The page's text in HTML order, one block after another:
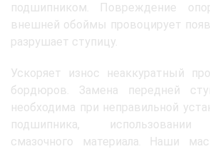
подшипником. Повреждение
внешней обоймы провоцирует
разрушает ступицу.
Ускоряет износ неаккуратный
бордюров. Замена передней
необходима при неправильной
подшипника, использовании
смазочного материала. Наши